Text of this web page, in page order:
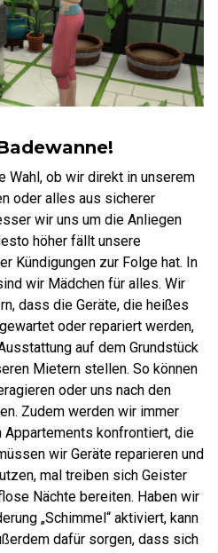
Wahl, ob wir direkt in unserem
oder alles aus sicherer
wir uns um die Anliegen
höher fällt unsere
Kündigungen zur Folge hat. In
wir Mädchen für alles. Wir
dass die Geräte, die heißes
oder repariert werden,
auf dem Grundstück
Mietern stellen. So können
oder uns nach den
Zudem werden wir immer
konfrontiert, die
wir Geräte reparieren und
mal treiben sich Geister
Nächte bereiten. Haben wir
„Schimmel“ aktiviert, kann
dafür sorgen, dass sich